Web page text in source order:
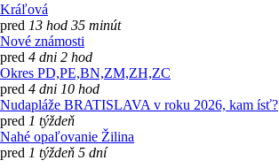
Kráľová
pred 13 hod 35 minút
Nové známosti
pred 4 dni 2 hod
Okres PD,PE,BN,ZM,ZH,ZC
pred 4 dni 10 hod
Nudapláže BRATISLAVA v roku 2026, kam ísť?
pred 1 týždeň
Nahé opaľovanie Žilina
pred 1 týždeň 5 dní